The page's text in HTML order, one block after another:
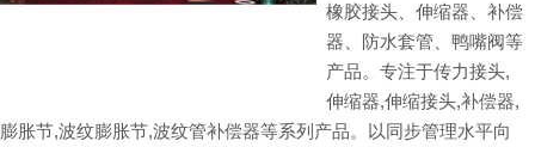
橡胶接头、伸缩器、补偿
器、防水套管、鸭嘴阀等
产品。专注于传力接头,
伸缩器,伸缩接头,补偿器,
膨胀节,波纹膨胀节,波纹管补偿器等系列产品。以同步管理水平向